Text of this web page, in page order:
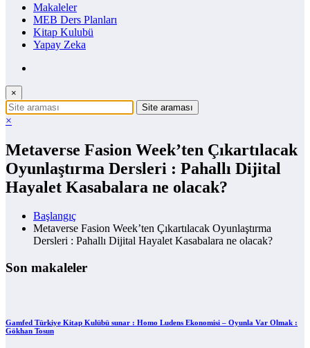
Makaleler
MEB Ders Planları
Kitap Kulubü
Yapay Zeka
×
×
Metaverse Fasion Week’ten Çıkartılacak
Oyunlaştırma Dersleri : Pahallı Dijital
Hayalet Kasabalara ne olacak?
Başlangıç
Metaverse Fasion Week’ten Çıkartılacak Oyunlaştırma
Dersleri : Pahallı Dijital Hayalet Kasabalara ne olacak?
Son makaleler
Gamfed Türkiye Kitap Kulübü sunar : Homo Ludens Ekonomisi – Oyunla Var Olmak :
Gökhan Tosun